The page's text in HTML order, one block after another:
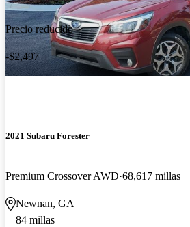
Precio reducido
-$2,497
2021 Subaru Forester
Premium Crossover AWD 68,617 millas
Newnan, GA
84 millas